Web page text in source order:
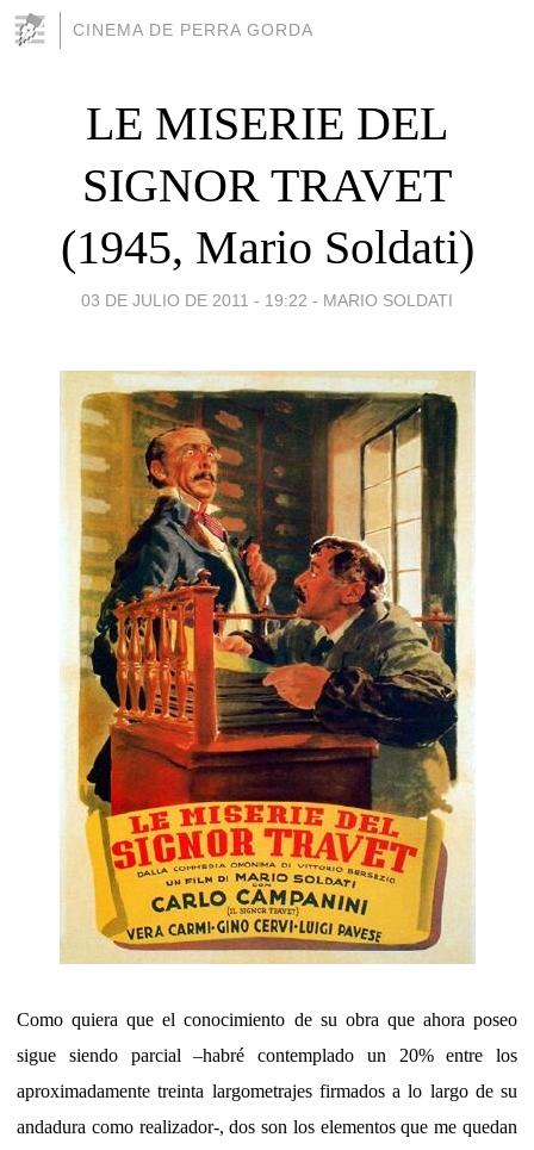
CINEMA DE PERRA GORDA
LE MISERIE DEL
SIGNOR TRAVET
(1945, Mario Soldati)
03 DE JULIO DE 2011 - 19:22 - MARIO SOLDATI
Como quiera que el conocimiento de su obra que ahora poseo
sigue siendo parcial –habré contemplado un 20% entre los
aproximadamente treinta largometrajes firmados a lo largo de su
andadura como realizador-, dos son los elementos que me quedan